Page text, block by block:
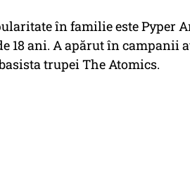
în familie este Pyper
18 ani. A apărut în campanii
trupei The Atomics.